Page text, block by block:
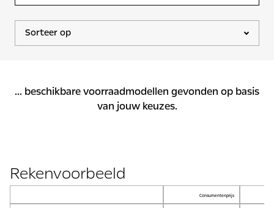
Sorteer op
... beschikbare voorraadmodellen gevonden op basis
van jouw keuzes.
Rekenvoorbeeld
Consumentenprijs